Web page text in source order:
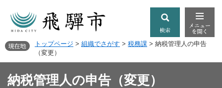
トップページ > 組織でさがす > 税務課 > 納税管理人の申告
（変更）
納税管理人の申告（変更）